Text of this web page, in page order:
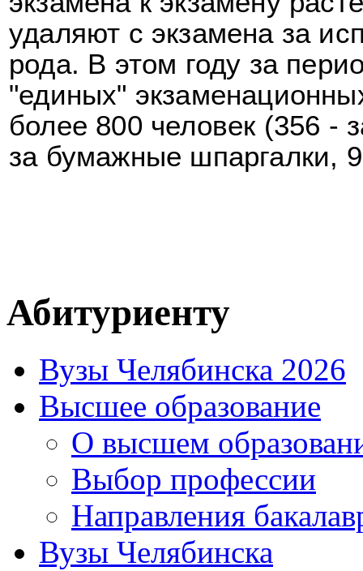
удаляют с экзамена за
рода. В этом году за
"единых"
более 800 человек (356
за бумажные шпаргалки,
Абитуриенту
Вузы Челябинска 2026
Высшее образование
О высшем
Выбор профессии
Направления
Вузы Челябинска